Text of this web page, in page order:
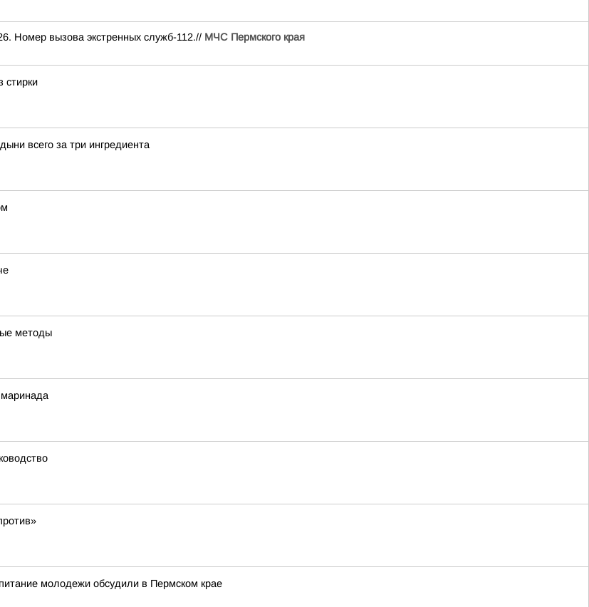
Номер вызова экстренных служб-112.// МЧС Пермского края
стирки
всего за три ингредиента
методы
молодежи обсудили в Пермском крае